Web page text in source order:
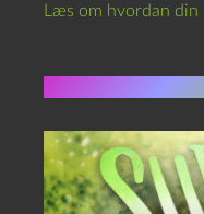
Læs om hvordan